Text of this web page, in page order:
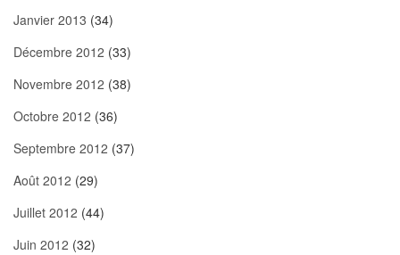
Janvier 2013 (34)
Décembre 2012 (33)
Novembre 2012 (38)
Octobre 2012 (36)
Septembre 2012 (37)
Août 2012 (29)
Juillet 2012 (44)
Juin 2012 (32)